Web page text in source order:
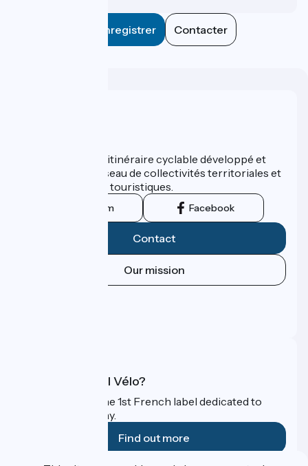
Enregistrer Contacter
ViaRhôna est un itinéraire cyclable développé et
promu par un réseau de collectivités territoriales et
leurs institutions touristiques.
Instagram Facebook
Contact
Our mission
What is Accueil Vélo?
Accueil Vélo is the 1st French label dedicated to
cyclists on holiday.
Find out more